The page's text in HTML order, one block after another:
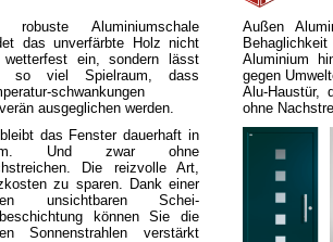
robuste Aluminiumschale
das unverfärbte Holz nicht
wetterfest ein, sondern lässt
so viel Spielraum, dass
schwankungen
ausgeglichen werden.
das Fenster dauerhaft in
Und zwar ohne
Die reizvolle Art,
zu sparen. Dank einer
unsichtbaren Schei-
können Sie die
Sonnenstrahlen verstärkt
Außen
Aluminium
gegen
Alu-Haustür,
ohne